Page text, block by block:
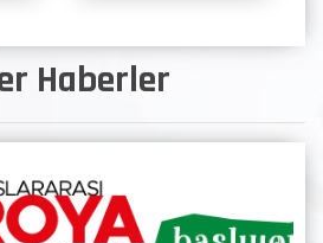
Haberler